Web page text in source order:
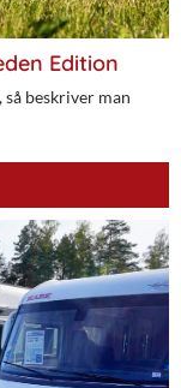
Edition
beskriver man